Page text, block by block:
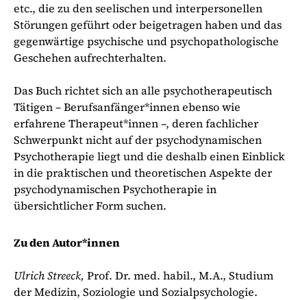
etc., die zu den seelischen und interpersonellen
Störungen geführt oder beigetragen haben und das
gegenwärtige psychische und psychopathologische
Geschehen aufrechterhalten.
Das Buch richtet sich an alle psychotherapeutisch
Tätigen – Berufsanfänger*innen ebenso wie
erfahrene Therapeut*innen –, deren fachlicher
Schwerpunkt nicht auf der psychodynamischen
Psychotherapie liegt und die deshalb einen Einblick
in die praktischen und theoretischen Aspekte der
psychodynamischen Psychotherapie in
übersichtlicher Form suchen.
Zu den Autor*innen
Ulrich Streeck, Prof. Dr. med. habil., M.A., Studium
der Medizin, Soziologie und Sozialpsychologie.